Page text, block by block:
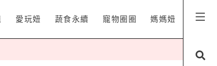
愛玩妞 蔬食永續 寵物圈圈 媽媽妞